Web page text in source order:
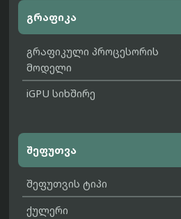
გრაფიკა
გრაფიკული პროცესორის
მოდელი
iGPU სიხშირე
შეფუთვა
შეფუთვის ტიპი
ქულერი